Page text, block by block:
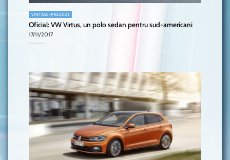
VINTAGE-PRE2022
Oficial: VW Virtus, un polo sedan pentru sud-americani
17/11/2017